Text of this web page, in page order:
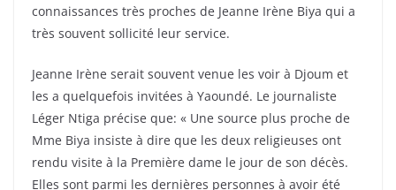
connaissances très proches de Jeanne Irène Biya qui a
très souvent sollicité leur service.
Jeanne Irène serait souvent venue les voir à Djoum et
les a quelquefois invitées à Yaoundé. Le journaliste
Léger Ntiga précise que: « Une source plus proche de
Mme Biya insiste à dire que les deux religieuses ont
rendu visite à la Première dame le jour de son décès.
Elles sont parmi les dernières personnes à avoir été